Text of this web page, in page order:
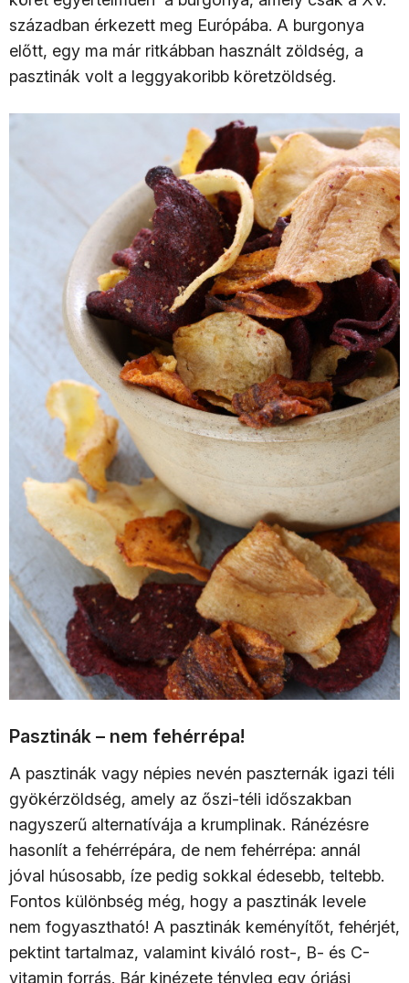
században érkezett meg Európába. A burgonya
előtt, egy ma már ritkábban használt zöldség, a
pasztinák volt a leggyakoribb köretzöldség.
Pasztinák – nem fehérrépa!
A pasztinák vagy népies nevén paszternák igazi téli
gyökérzöldség, amely az őszi-téli időszakban
nagyszerű alternatívája a krumplinak. Ránézésre
hasonlít a fehérrépára, de nem fehérrépa: annál
jóval húsosabb, íze pedig sokkal édesebb, teltebb.
Fontos különbség még, hogy a pasztinák levele
nem fogyasztható! A pasztinák keményítőt, fehérjét,
pektint tartalmaz, valamint kiváló rost-, B- és C-
vitamin forrás. Bár kinézete tényleg egy óriási